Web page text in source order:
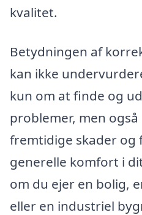
kvalitet.
Betydningen af
kan ikke
kun om at finde og
problemer, men
fremtidige skader og
generelle komfort i
om du ejer en bolig,
eller en industriel